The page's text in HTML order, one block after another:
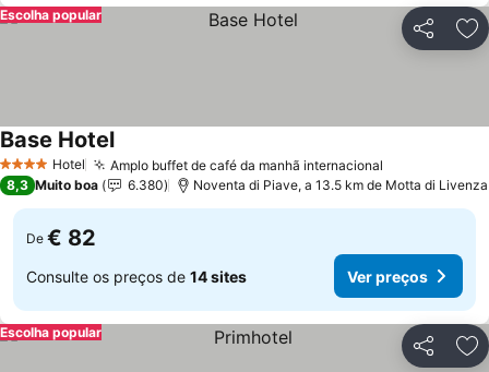
Partilhar
Escolha popular
4 EstrelasHotel Amplo buffet de café da manhã internacional
Base Hotel
8,3 Muito boa 6.380 Noventa di Piave, a 13.5 km de Motta di Livenza
De € 82
Consulte os preços de 14 sites Ver preços
Partilhar
Escolha popular